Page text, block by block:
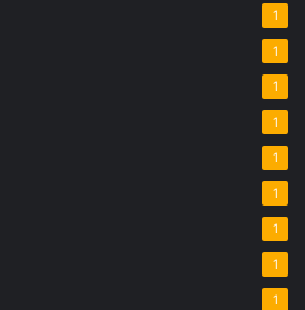
1
1
1
1
1
1
1
1
1